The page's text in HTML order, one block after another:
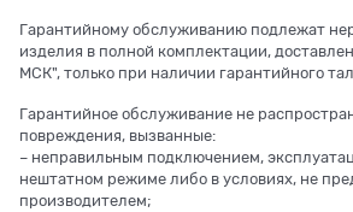
Гарантийному обслуживанию подлежат
изделия в полной комплектации,
МСК", только при наличии гарантийного
Гарантийное обслуживание не
повреждения, вызванные:
– неправильным подключением,
нештатном режиме либо в условиях, не
производителем;